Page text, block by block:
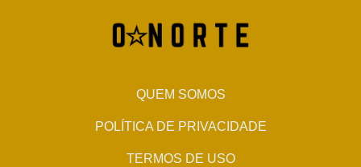
QUEM SOMOS
POLÍTICA DE PRIVACIDADE
TERMOS DE USO